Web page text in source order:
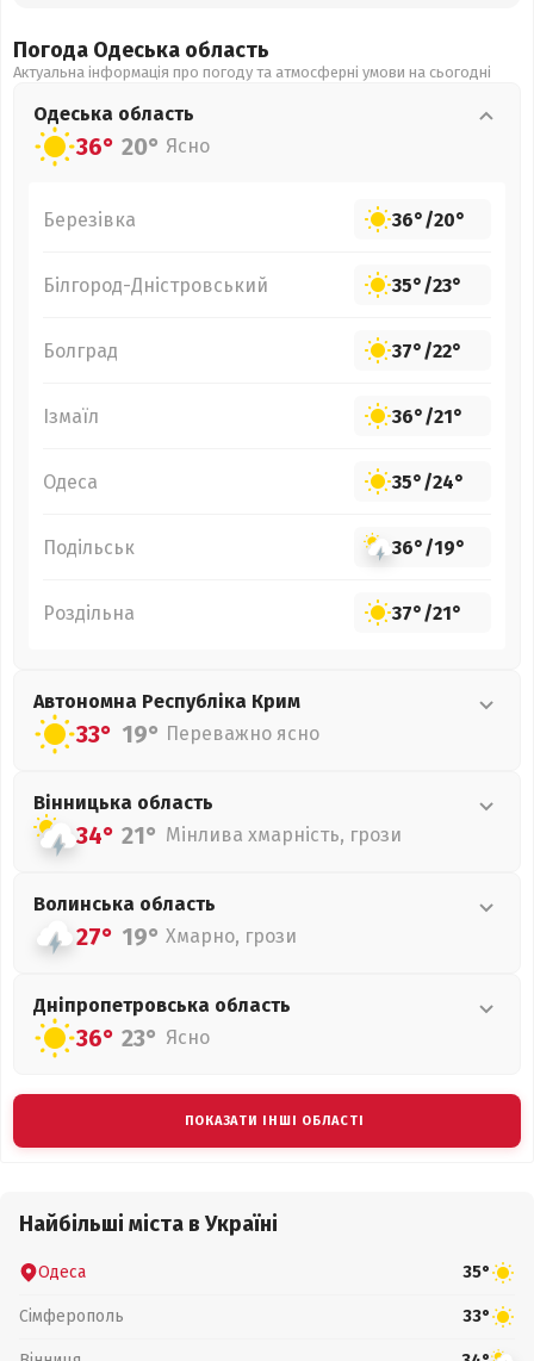
Погода Одеська область
Актуальна інформація про погоду та атмосферні умови на сьогодні
Одеська область
36° 20° Ясно
Березівка 36°/20°
Білгород-Дністровський 35°/23°
Болград 37°/22°
Ізмаїл 36°/21°
Одеса 35°/24°
Подільськ 36°/19°
Роздільна 37°/21°
Автономна Республіка Крим
33° 19° Переважно ясно
Вінницька область
34° 21° Мінлива хмарність, грози
Волинська область
27° 19° Хмарно, грози
Дніпропетровська область
36° 23° Ясно
ПОКАЗАТИ ІНШІ ОБЛАСТІ
Найбільші міста в Україні
Одеса 35°
Сімферополь 33°